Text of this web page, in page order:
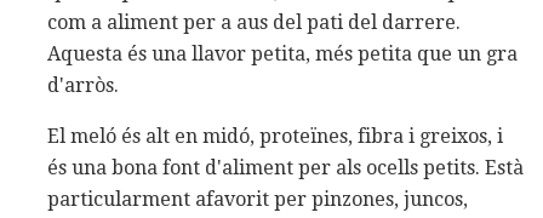
com a aliment per a aus del pati del darrere.
Aquesta és una llavor petita, més petita que un gra
d'arròs.
El meló és alt en midó, proteïnes, fibra i greixos, i
és una bona font d'aliment per als ocells petits. Està
particularment afavorit per pinzones, juncos,